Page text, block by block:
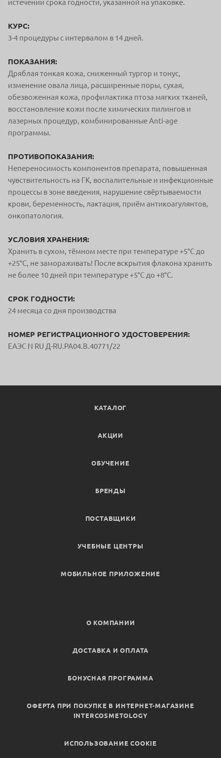
истечении срока годности, указанной на упаковке.
КУРС:
3-4 процедуры с интервалом в 14 дней.
ПОКАЗАНИЯ:
Дряблая тонкая кожа, сниженный тургор и тонус,
изменение овала лица, расширенные поры, сухая,
обезвоженная кожа, профилактика птоза мягких тканей,
восстановление кожи после химических пилингов и
лазерных процедур, комбинированные Anti-age
программы.
ПРОТИВОПОКАЗАНИЯ:
Непереносимость компонентов препарата, повышенная
чувствительность на ГК, воспалительные и инфекционные
процессы в зоне введения, нарушение свёртываемости
крови, беременность, лактация, приём антикоагулянтов,
онкопатология.
УСЛОВИЯ ХРАНЕНИЯ:
Хранить в сухом, тёмном месте при температуре +5°С до
+25°С, не замораживать! После вскрытия флакона хранить
не более 10 дней при температуре +5°С до +8°С.
СРОК ГОДНОСТИ:
24 месяца со дня производства
НОМЕР РЕГИСТРАЦИОННОГО УДОСТОВЕРЕНИЯ:
ЕАЭС N RU Д-RU.РА04.В.40771/22
КАТАЛОГ
АКЦИИ
ОБУЧЕНИЕ
БРЕНДЫ
ПОСТАВЩИКИ
УЧЕБНЫЕ ЦЕНТРЫ
МОБИЛЬНОЕ ПРИЛОЖЕНИЕ
О КОМПАНИИ
ДОСТАВКА И ОПЛАТА
БОНУСНАЯ ПРОГРАММА
ОФЕРТА ПРИ ПОКУПКЕ В ИНТЕРНЕТ-МАГАЗИНЕ
INTERCOSMETOLOGY
ИСПОЛЬЗОВАНИЕ COOKIE